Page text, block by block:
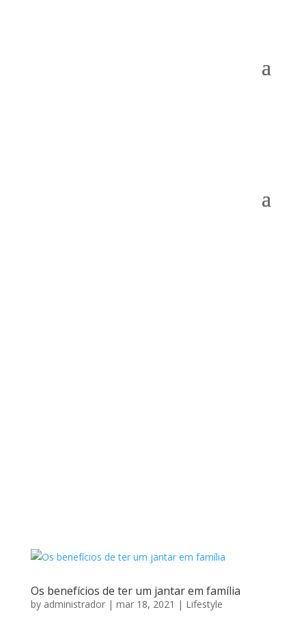
Os benefícios de ter um jantar em família
by administrador| mar 18, 2021 | Lifestyle